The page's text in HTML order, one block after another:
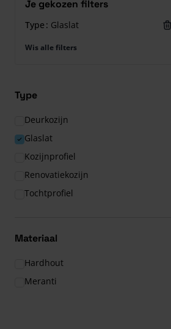
Je gekozen filters
Type Glaslat
Wis alle filters
Type
Deurkozijn
Glaslat
Kozijnprofiel
Renovatiekozijn
Tochtprofiel
Materiaal
Hardhout
Meranti